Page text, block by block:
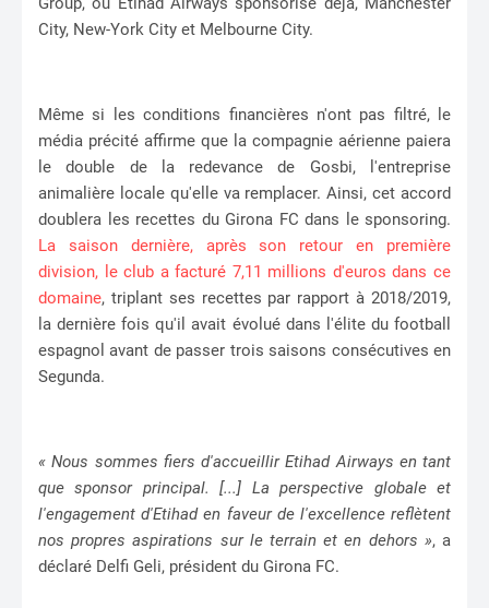
City, New-York City et Melbourne City.
Même si les conditions financières n'ont pas filtré, le
média précité affirme que la compagnie aérienne paiera
le double de la redevance de Gosbi, l'entreprise
animalière locale qu'elle va remplacer. Ainsi, cet accord
doublera les recettes du Girona FC dans le sponsoring.
La saison dernière, après son retour en première
division, le club a facturé 7,11 millions d'euros dans ce
domaine, triplant ses recettes par rapport à 2018/2019,
la dernière fois qu'il avait évolué dans l'élite du football
espagnol avant de passer trois saisons consécutives en
Segunda.
« Nous sommes fiers d'accueillir Etihad Airways en tant
que sponsor principal. [...] La perspective globale et
l'engagement d'Etihad en faveur de l'excellence reflètent
nos propres aspirations sur le terrain et en dehors », a
déclaré Delfi Geli, président du Girona FC.